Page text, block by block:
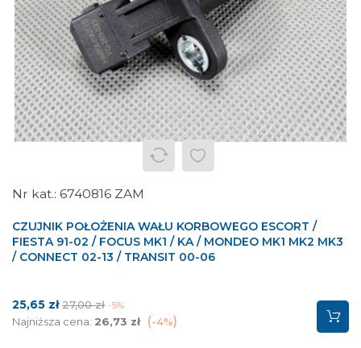
6740816 ZAM
CZUJNIK POŁOŻENIA WAŁU KORBOWEGO ESCORT /
FIESTA 91-02 / FOCUS MK1 / KA / MONDEO MK1 MK2 MK3
/ CONNECT 02-13 / TRANSIT 00-06
Cena
25,65 zł Cena
podstawowa
27,00 zł -5%
Najniższa cena: 26,73 zł -4%